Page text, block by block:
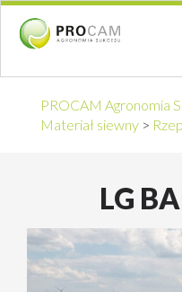
PROCAM Agronomia
Materiał siewny >
LG